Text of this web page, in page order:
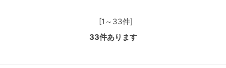
[1～33件]
33件あります